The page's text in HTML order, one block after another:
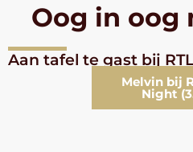
Oog in oog
Aan tafel te gast bij
Melvin bij
Night